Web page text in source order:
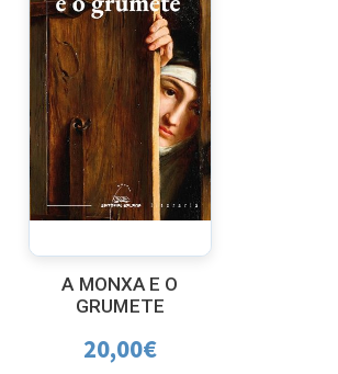
A MONXA E O
GRUMETE
20,00€